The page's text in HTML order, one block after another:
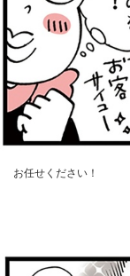
お任せください！